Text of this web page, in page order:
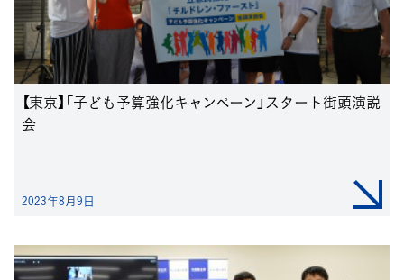
【東京】「子ども予算強化キャンペーン」スタート街頭演説
会
2023年8月9日